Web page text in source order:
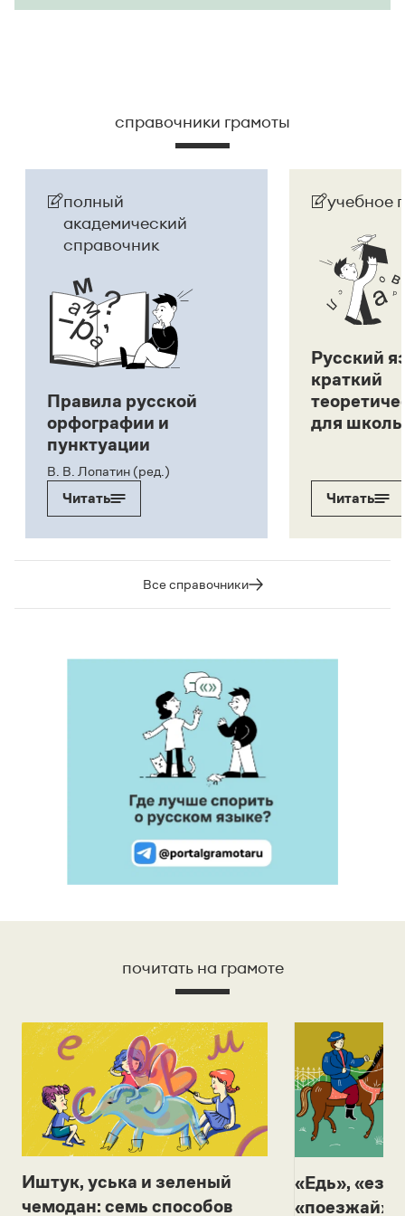
справочники грамоты
полный
академический
справочник
Правила русской
орфографии и
пунктуации
В. В. Лопатин (ред.)
Читать
учебное
Русский
краткий
для
Читать
Все справочники
почитать на грамоте
Иштук, уська и зеленый
чемодан: семь способов
«Едь»,
«поезжай»?